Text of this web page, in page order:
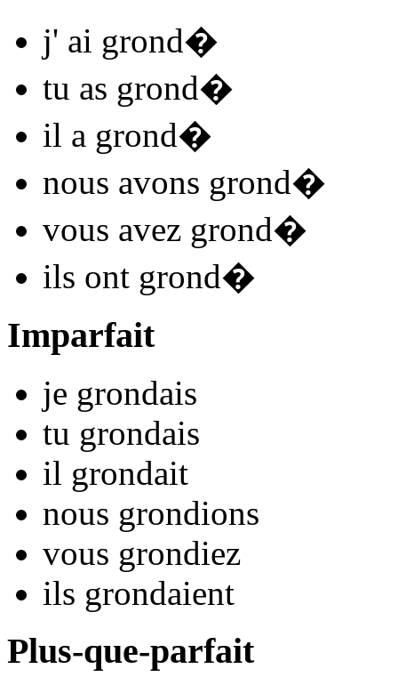
j' ai grond�
tu as grond�
il a grond�
nous avons grond�
vous avez grond�
ils ont grond�
Imparfait
je grondais
tu grondais
il grondait
nous grondions
vous grondiez
ils grondaient
Plus-que-parfait